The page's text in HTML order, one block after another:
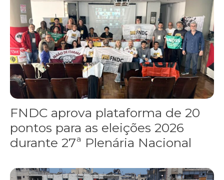
FNDC aprova plataforma de 20
pontos para as eleições 2026
durante 27ª Plenária Nacional
Gaza realiza funeral coletivo de 112 pessoas assassinadas por